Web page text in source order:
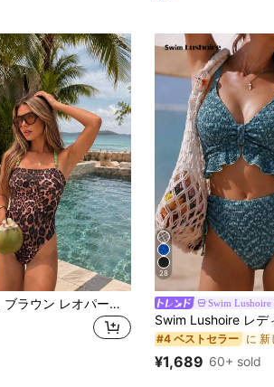
レディース ブラウン レオパード柄 ワンピース水着 グリーンビーズストラップ付き 2026年春夏 セクシー ビーチウェア ビーチ・プール・バカンス向け
28
Swim Lushoire
#4 ベストセラー
¥1,689 60+ sold